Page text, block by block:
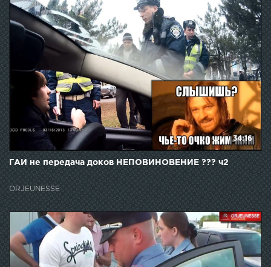
34:16
ГАИ не передача доков НЕПОВИНОВЕНИЕ ??? ч2
ORJEUNESSE